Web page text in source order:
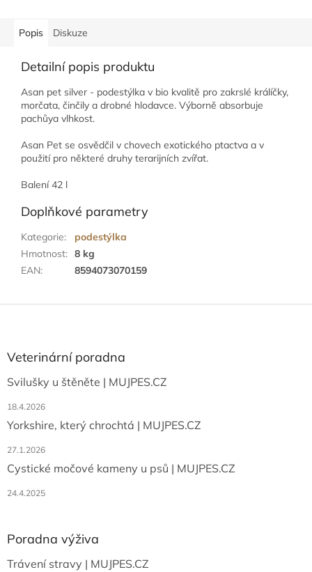
Popis Diskuze
Detailní popis produktu
Asan pet silver - podestýlka v bio kvalitě pro zakrslé králíčky,
morčata, činčily a drobné hlodavce. Výborně absorbuje
pachůya vlhkost.
Asan Pet se osvědčil v chovech exotického ptactva a v
použití pro některé druhy terarijních zvířat.
Balení 42 l
Doplňkové parametry
Kategorie:
podestýlka
Hmotnost: 8 kg
EAN: 8594073070159
aVeterinární poradna
Svilušky u štěněte | MUJPES.CZ
18.4.2026
Yorkshire, který chrochtá | MUJPES.CZ
27.1.2026
Cystické močové kameny u psů | MUJPES.CZ
24.4.2025
Poradna výživa
Trávení stravy | MUJPES.CZ